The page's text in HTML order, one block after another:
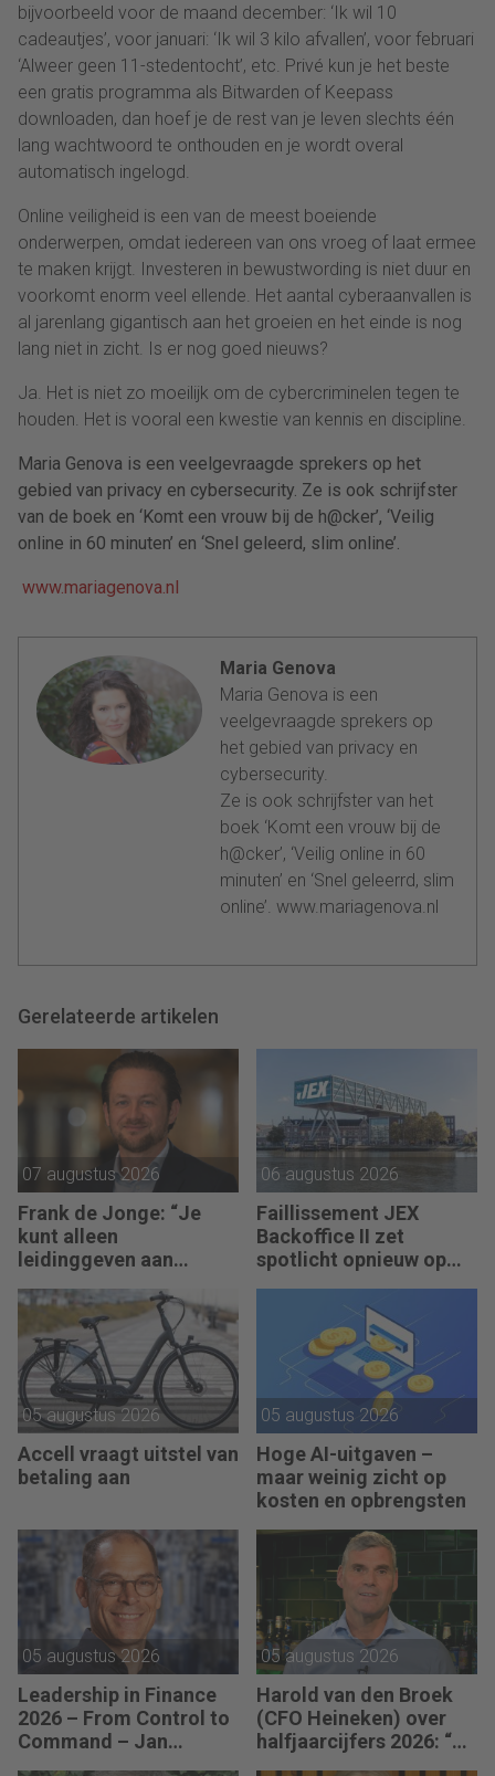
bijvoorbeeld voor de maand december: ‘Ik wil 10
cadeautjes’, voor januari: ‘Ik wil 3 kilo afvallen’, voor februari
‘Alweer geen 11-stedentocht’, etc. Privé kun je het beste
een gratis programma als Bitwarden of Keepass
downloaden, dan hoef je de rest van je leven slechts één
lang wachtwoord te onthouden en je wordt overal
automatisch ingelogd.
Online veiligheid is een van de meest boeiende
onderwerpen, omdat iedereen van ons vroeg of laat ermee
te maken krijgt. Investeren in bewustwording is niet duur en
voorkomt enorm veel ellende. Het aantal cyberaanvallen is
al jarenlang gigantisch aan het groeien en het einde is nog
lang niet in zicht. Is er nog goed nieuws?
Ja. Het is niet zo moeilijk om de cybercriminelen tegen te
houden. Het is vooral een kwestie van kennis en discipline.
Maria Genova is een veelgevraagde sprekers op het
gebied van privacy en cybersecurity. Ze is ook schrijfster
van de boek en ‘Komt een vrouw bij de h@cker’, ‘Veilig
online in 60 minuten’ en ‘Snel geleerd, slim online’.
www.mariagenova.nl
Maria Genova
Maria Genova is een
veelgevraagde sprekers op
het gebied van privacy en
cybersecurity.
Ze is ook schrijfster van het
boek ‘Komt een vrouw bij de
h@cker’, ‘Veilig online in 60
minuten’ en ‘Snel geleerrd, slim
online’. www.mariagenova.nl
Gerelateerde artikelen
07 augustus 2026
Frank de Jonge: “Je
kunt alleen
leidinggeven aan
anderen als je leiding
kunt geven aan jezelf.”
06 augustus 2026
Faillissement JEX
Backoffice II zet
spotlicht opnieuw op
JEX
05 augustus 2026
Accell vraagt uitstel van
betaling aan
05 augustus 2026
Hoge AI-uitgaven –
maar weinig zicht op
kosten en opbrengsten
05 augustus 2026
Leadership in Finance
2026 – From Control to
Command – Jan
Hendrik van Gilst (CFO
05 augustus 2026
Harold van den Broek
(CFO Heineken) over
halfjaarcijfers 2026: “De
strategie werkt en de